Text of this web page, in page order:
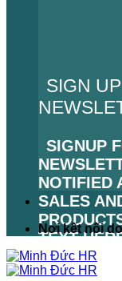
SIGN
SIGNUP
NOTIFIED
SALES
TEXT
REMOVE IT.
Nơi kết nối